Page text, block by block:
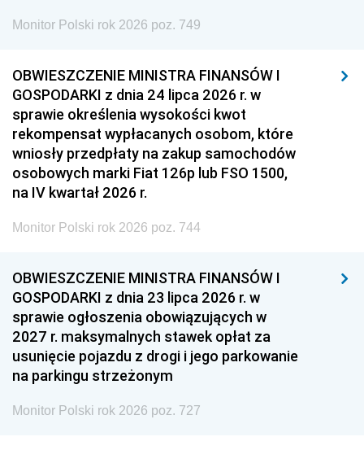
Monitor Polski rok 2026 poz. 749
OBWIESZCZENIE MINISTRA FINANSÓW I
GOSPODARKI z dnia 24 lipca 2026 r. w
sprawie określenia wysokości kwot
rekompensat wypłacanych osobom, które
wniosły przedpłaty na zakup samochodów
osobowych marki Fiat 126p lub FSO 1500,
na IV kwartał 2026 r.
Monitor Polski rok 2026 poz. 744
OBWIESZCZENIE MINISTRA FINANSÓW I
GOSPODARKI z dnia 23 lipca 2026 r. w
sprawie ogłoszenia obowiązujących w
2027 r. maksymalnych stawek opłat za
usunięcie pojazdu z drogi i jego parkowanie
na parkingu strzeżonym
Monitor Polski rok 2026 poz. 727